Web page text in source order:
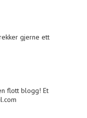
gjerne ett
flott blogg! Et